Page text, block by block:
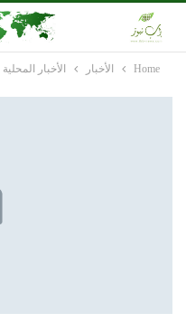
Home الأخبار الأخبار المحلية